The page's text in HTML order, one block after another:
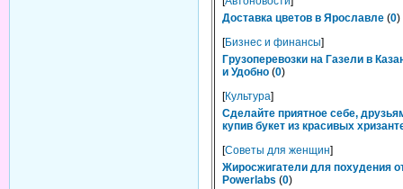
Доставка цветов в Ярославле (0)
[Бизнес и финансы]
Грузоперевозки на Газели в
и Удобно (0)
[Культура]
Сделайте приятное себе,
купив букет из красивых
[Советы для женщин]
Жиросжигатели для похудения
Powerlabs (0)